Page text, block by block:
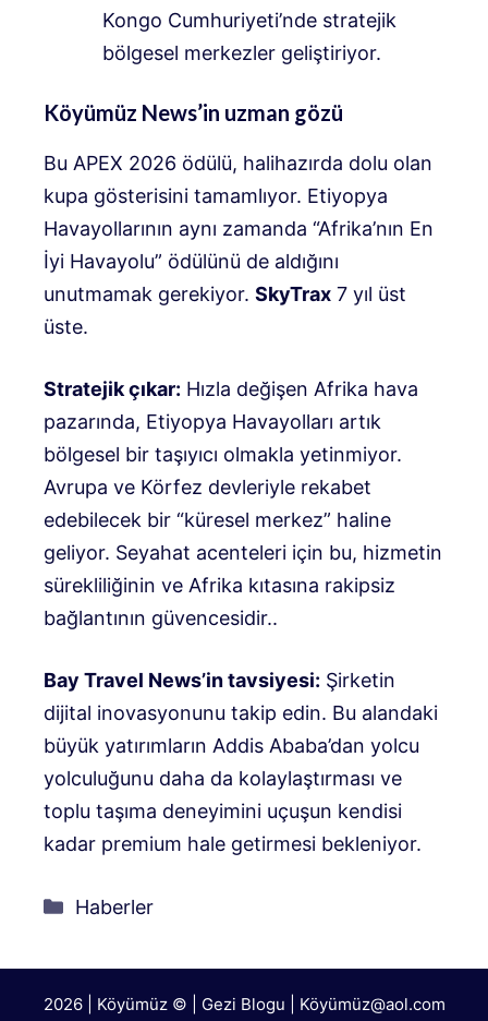
Kongo Cumhuriyeti’nde stratejik
bölgesel merkezler geliştiriyor.
Köyümüz News’in uzman gözü
Bu APEX 2026 ödülü, halihazırda dolu olan
kupa gösterisini tamamlıyor. Etiyopya
Havayollarının aynı zamanda “Afrika’nın En
İyi Havayolu” ödülünü de aldığını
unutmamak gerekiyor. SkyTrax 7 yıl üst
üste.
Stratejik çıkar: Hızla değişen Afrika hava
pazarında, Etiyopya Havayolları artık
bölgesel bir taşıyıcı olmakla yetinmiyor.
Avrupa ve Körfez devleriyle rekabet
edebilecek bir “küresel merkez” haline
geliyor. Seyahat acenteleri için bu, hizmetin
sürekliliğinin ve Afrika kıtasına rakipsiz
bağlantının güvencesidir..
Bay Travel News’in tavsiyesi: Şirketin
dijital inovasyonunu takip edin. Bu alandaki
büyük yatırımların Addis Ababa’dan yolcu
yolculuğunu daha da kolaylaştırması ve
toplu taşıma deneyimini uçuşun kendisi
kadar premium hale getirmesi bekleniyor.
Kategoriler
Haberler
2026 | Köyümüz © | Gezi Blogu | Köyümüz@aol.com